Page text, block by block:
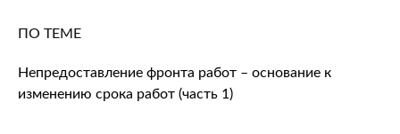
ПО ТЕМЕ
Непредоставление фронта работ – основание к
изменению срока работ (часть 1)